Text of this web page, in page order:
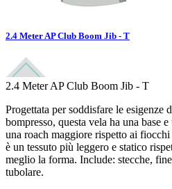
2.4 Meter AP Club Boom Jib - T
2.4 Meter AP Club Boom Jib - T
Progettata per soddisfare le esigenze
bompresso, questa vela ha una base
una roach maggiore rispetto ai
è un tessuto più leggero e statico
meglio la forma. Include: stecche,
tubolare.